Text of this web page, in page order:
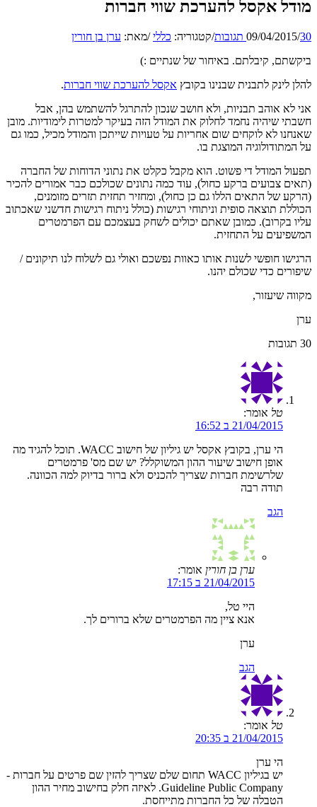
מודל אקסל להערכת שווי חברות
09/04/2015/30 תגובות /קטגוריה: כללי /מאת: ערן בן חורין
ביקשתם, קיבלתם. באיחור של שנתיים :)
להלן לינק לתבנית שבנינו בקובץ אקסל להערכת שווי חברות.
אני לא אוהב תבניות, ולא חושב שנכון להתרגל להשתמש בהן, אבל
חשבתי שיהיה נחמד לחלוק את המודל הזה בעיקר למטרות לימודיות. מובן
שאנחנו לא לוקחים שום אחריות על טעויות שייתכן והמודל מכיל, כמו גם
על המתודולוגיה המוצגת בו.
תפעול המודל די פשוט. הוא מקבל כקלט את נתוני הדוחות של החברה
(תאים צבועים ברקע כחול), עוד כמה נתונים שכולכם כבר אמורים להכיר
(הרקע של התאים הללו גם כן כחול), ומחזיר תחזית תזרים מזומנים,
הכוללת תוצאה סופית וניתוחי רגישות (כולל ניתוח רגישות חדשני שאכתוב
עליו בקרוב). כמובן שאתם יכולים לשחק בעצמכם עם הפרמטרים
המשפיעים על התחזית.
הרגישו חופשי לשנות אותו כאוות נפשכם ואולי גם לשלוח לנו תיקונים /
שיפורים כדי שכולם יהנו.
מקווה שיעזור,
ערן
30 תגובות
טל אומר:
21/04/2015 ב 16:52
הי ערן, בקובץ אקסל יש גיליון של חישוב WACC. תוכל להגיד מה
אופן חישוב שיעור ההון המשוקלל? יש שם מס' פרמטרים
שלרשימת חברות שצריך להכניס ולא ברור בדיוק למה הכוונה.
תודה רבה
הגב
ערן בן חורין אומר:
21/04/2015 ב 17:15
היי טל,
אנא ציין מה הפרמטרים שלא ברורים לך.
ערן
הגב
טל אומר:
21/04/2015 ב 20:35
הי ערן
יש בגיליון WACC תחום שלם שצריך להזין שם פרטים על חברות -
Guideline Public Company. לאיזה חלק בחישוב מחיר ההון
הטבלה של כל החברות מתייחסת.